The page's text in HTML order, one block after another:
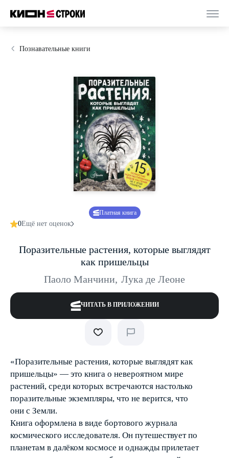
Познавательные книги
Платная книга
0Ещё нет оценок
Поразительные растения, которые выглядят
как пришельцы
Паоло Манчини, Лука де Леоне
ЧИТАТЬ В ПРИЛОЖЕНИИ
«Поразительные растения, которые выглядят как
пришельцы» — это книга о невероятном мире
растений, среди которых встречаются настолько
поразительные экземпляры, что не верится, что
они с Земли.
Книга оформлена в виде бортового журнала
космического исследователя. Он путешествует по
планетам в далёком космосе и однажды прилетает